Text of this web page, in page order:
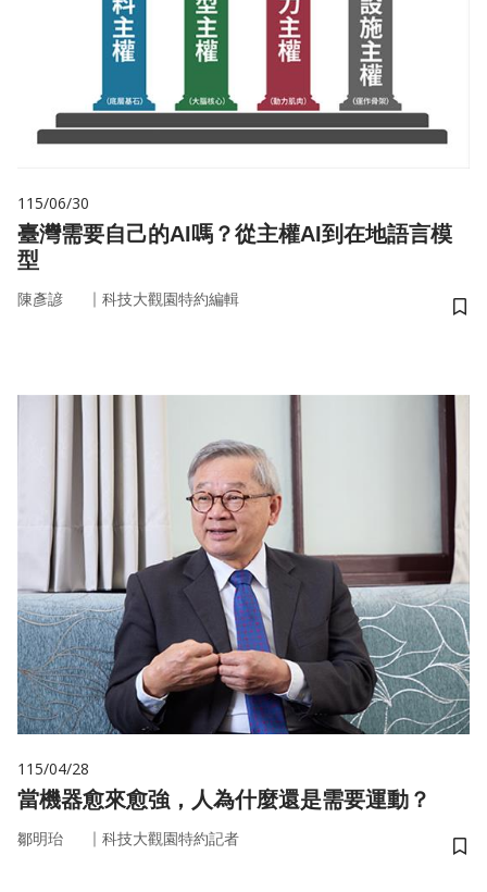
115/06/30
臺灣需要自己的AI嗎？從主權AI到在地語言模
型
陳彥諺 ｜ 科技大觀園特約編輯
儲
115/04/28
當機器愈來愈強，人為什麼還是需要運動？
鄒明珆 ｜ 科技大觀園特約記者
儲